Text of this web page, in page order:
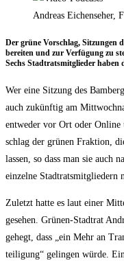
Andreas Eichenseher,
Der grü­ne Vor­schlag, Sit­zun­gen
be­rei­ten und zur Ver­fü­gung zu
Sechs Stadt­rats­mit­glie­der haben
Wer eine Sit­zung des
auch zukünf­tig am
ent­we­der vor Ort oder
schlag der grü­nen Frak­ti­on,
las­sen, so dass man sie auch
ein­zel­ne Stadt­rats­mit­glie­dern
Zuletzt hat­te es laut einer
ge­se­hen. Grü­nen-Stadt­rat
gehegt, dass „ein Mehr an
tei­li­gung“ gelin­gen wür­de.